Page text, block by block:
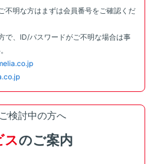
不明な方はまずは会員番号をご確認くだ
で、ID/パスワードがご不明な場合は事
検討中の方へ
スのご案内